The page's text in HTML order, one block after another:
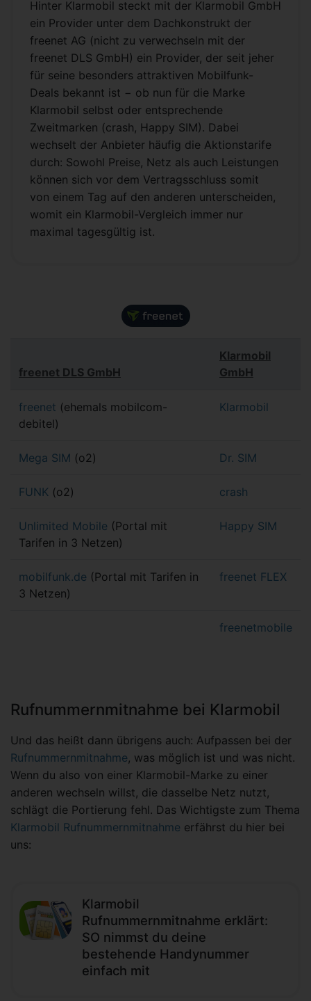
Hinter Klarmobil steckt mit der Klarmobil GmbH
ein Provider unter dem Dachkonstrukt der
freenet AG (nicht zu verwechseln mit der
freenet DLS GmbH) ein Provider, der seit jeher
für seine besonders attraktiven Mobilfunk-
Deals bekannt ist − ob nun für die Marke
Klarmobil selbst oder entsprechende
Zweitmarken (crash, Happy SIM). Dabei
wechselt der Anbieter häufig die Aktionstarife
durch: Sowohl Preise, Netz als auch Leistungen
können sich vor dem Vertragsschluss somit
von einem Tag auf den anderen unterscheiden,
womit ein Klarmobil-Vergleich immer nur
maximal tagesgültig ist.
freenet DLS GmbH
Klarmobil
GmbH
freenet (ehemals mobilcom-
debitel)
Klarmobil
Mega SIM (o2) Dr. SIM
FUNK (o2) crash
Unlimited Mobile (Portal mit
Tarifen in 3 Netzen)
Happy SIM
mobilfunk.de (Portal mit Tarifen in
3 Netzen)
freenet FLEX
freenetmobile
Rufnummernmitnahme bei Klarmobil
Und das heißt dann übrigens auch: Aufpassen bei der
Rufnummernmitnahme, was möglich ist und was nicht.
Wenn du also von einer Klarmobil-Marke zu einer
anderen wechseln willst, die dasselbe Netz nutzt,
schlägt die Portierung fehl. Das Wichtigste zum Thema
Klarmobil Rufnummernmitnahme erfährst du hier bei
uns:
Klarmobil
Rufnummernmitnahme erklärt:
SO nimmst du deine
bestehende Handynummer
einfach mit